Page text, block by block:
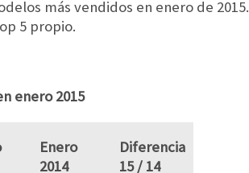
más vendidos en enero de 2015.
5 propio.
enero 2015
Enero
2014
Diferencia
15 / 14